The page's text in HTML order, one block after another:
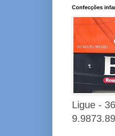
Confecções
Ligue -